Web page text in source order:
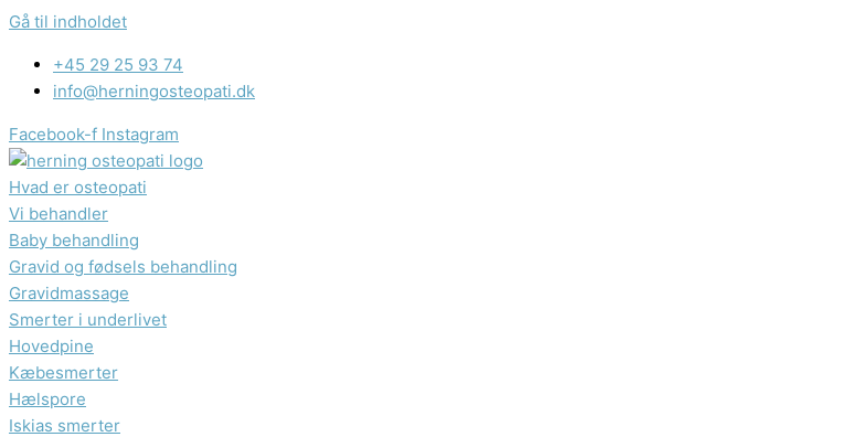
Gå til indholdet
+45 29 25 93 74
info@herningosteopati.dk
Facebook-f Instagram
Hvad er osteopati
Vi behandler
Baby behandling
Gravid og fødsels behandling​
Gravidmassage
Smerter i underlivet
Hovedpine
Kæbesmerter
Hælspore​
Iskias smerter